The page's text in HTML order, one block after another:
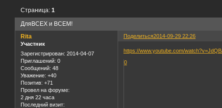
ДляВСЕХ и ВСЕМ!
Страница:1
Поделиться2014-09-29 22:26
Rita
Участник
Зарегистрирован: 2014-04-07
Приглашений: 0
Сообщений: 48
Уважение: +40
Позитив: +71
Провел на форуме:
2 дня 22 часа
Последний визит:
https://www.youtube.com/
0